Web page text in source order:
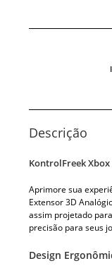
Descrição
KontrolFreek
Aprimore sua
Extensor 3D
assim projetado
precisão para seus
Design